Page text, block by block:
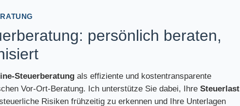
persönlich beraten,
Steuerberatung als effiziente und kostentransparente
Vor-Ort-Beratung. Ich unterstütze Sie dabei, Ihre Steuerlast
Risiken frühzeitig zu erkennen und Ihre Unterlagen